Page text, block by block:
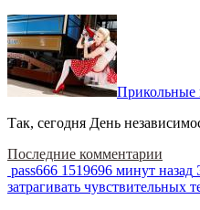
Прикольные
Так, сегодня День
Последние комментарии
pass666 1519696 минут назад
затрагивать